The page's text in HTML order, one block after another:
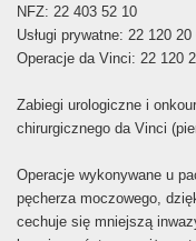
NFZ: 22 403 52 10
Usługi prywatne: 22 120 20
Operacje da Vinci: 22 120
Zabiegi urologiczne i
chirurgicznego da Vinci
Operacje wykonywane u
pęcherza moczowego,
cechuje się mniejszą